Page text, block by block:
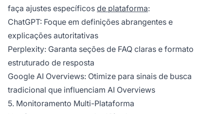
faça ajustes específicos de plataforma:
ChatGPT: Foque em definições abrangentes e
explicações autoritativas
Perplexity: Garanta seções de FAQ claras e formato
estruturado de resposta
Google AI Overviews: Otimize para sinais de busca
tradicional que influenciam AI Overviews
5. Monitoramento Multi-Plataforma